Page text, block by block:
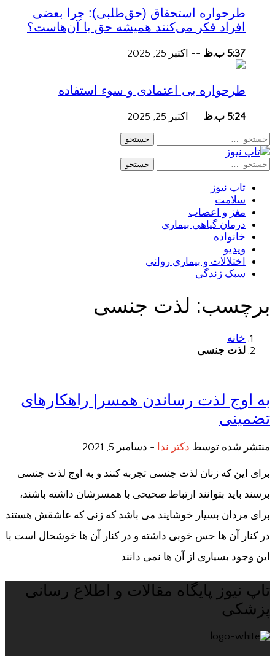
طرحواره استحقاق (حق‌طلبی): چرا بعضی
افراد فکر می‌کنند همیشه حق با آن‌هاست؟
5:37 ب.ظ -- اکتبر 25, 2025
طرحواره بی اعتمادی و سوء استفاده
5:24 ب.ظ -- اکتبر 25, 2025
جستجو
جستجو
تاپ نیوز
سلامت
مغز و اعصاب
درمان گیاهی بیماری
خانواده
ویدیو
اختلالات و بیماری روانی
سبک زندگی
برچسب: لذت جنسی
خانه
لذت جنسی
به اوج لذت رساندن همسر| راهکارهای
تضمینی
منتشر شده توسط دکتر ندا - دسامبر 5, 2021
برای این که زنان لذت جنسی تجربه کنند و به اوج لذت جنسی
برسند باید بتوانند ارتباط صحیحی با همسرشان داشته باشند،
برای مردان بسیار خوشایند می باشد که زنی که عاشقش هستند
در کنار آن ها حس خوبی داشته و در کنار آن ها خوشحال است با
این وجود بسیاری از آن ها نمی دانند
تاپ نیوز پایگاه مقالات و اطلاع رسانی
پزشکی